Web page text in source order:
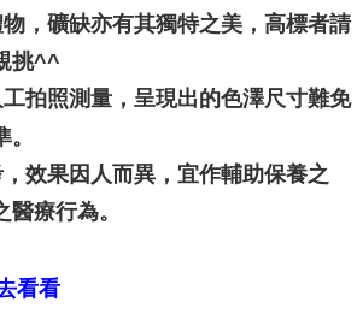
，礦缺亦有其獨特之美，高標者請
挑^^
拍照測量，呈現出的色澤尺寸難免
效果因人而異，宜作輔助保養之
療行為。
看看